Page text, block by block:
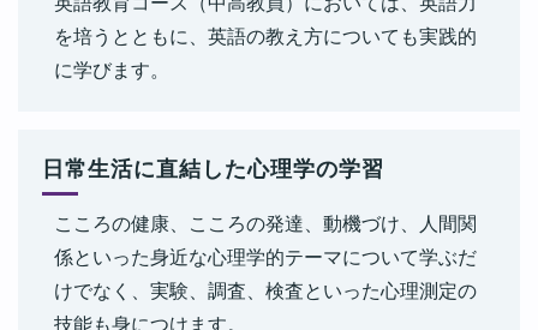
を培うとともに、英語の教え方についても実践的
に学びます。
日常生活に直結した心理学の学習
こころの健康、こころの発達、動機づけ、人間関
係といった身近な心理学的テーマについて学ぶだ
けでなく、実験、調査、検査といった心理測定の
技能も身につけます。